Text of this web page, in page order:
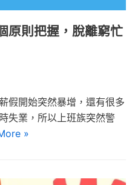
原則把握，脫離窮忙
假開始突然暴增，還有很多
失業，所以上班族突然警
»